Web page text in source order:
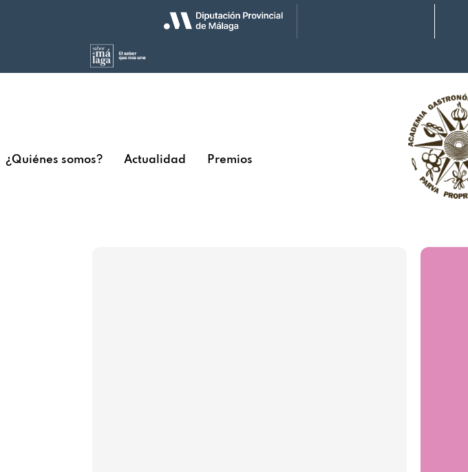
¿Quiénes somos? Actualidad Premios